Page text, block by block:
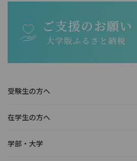
受験生の方へ
在学生の方へ
学部・大学